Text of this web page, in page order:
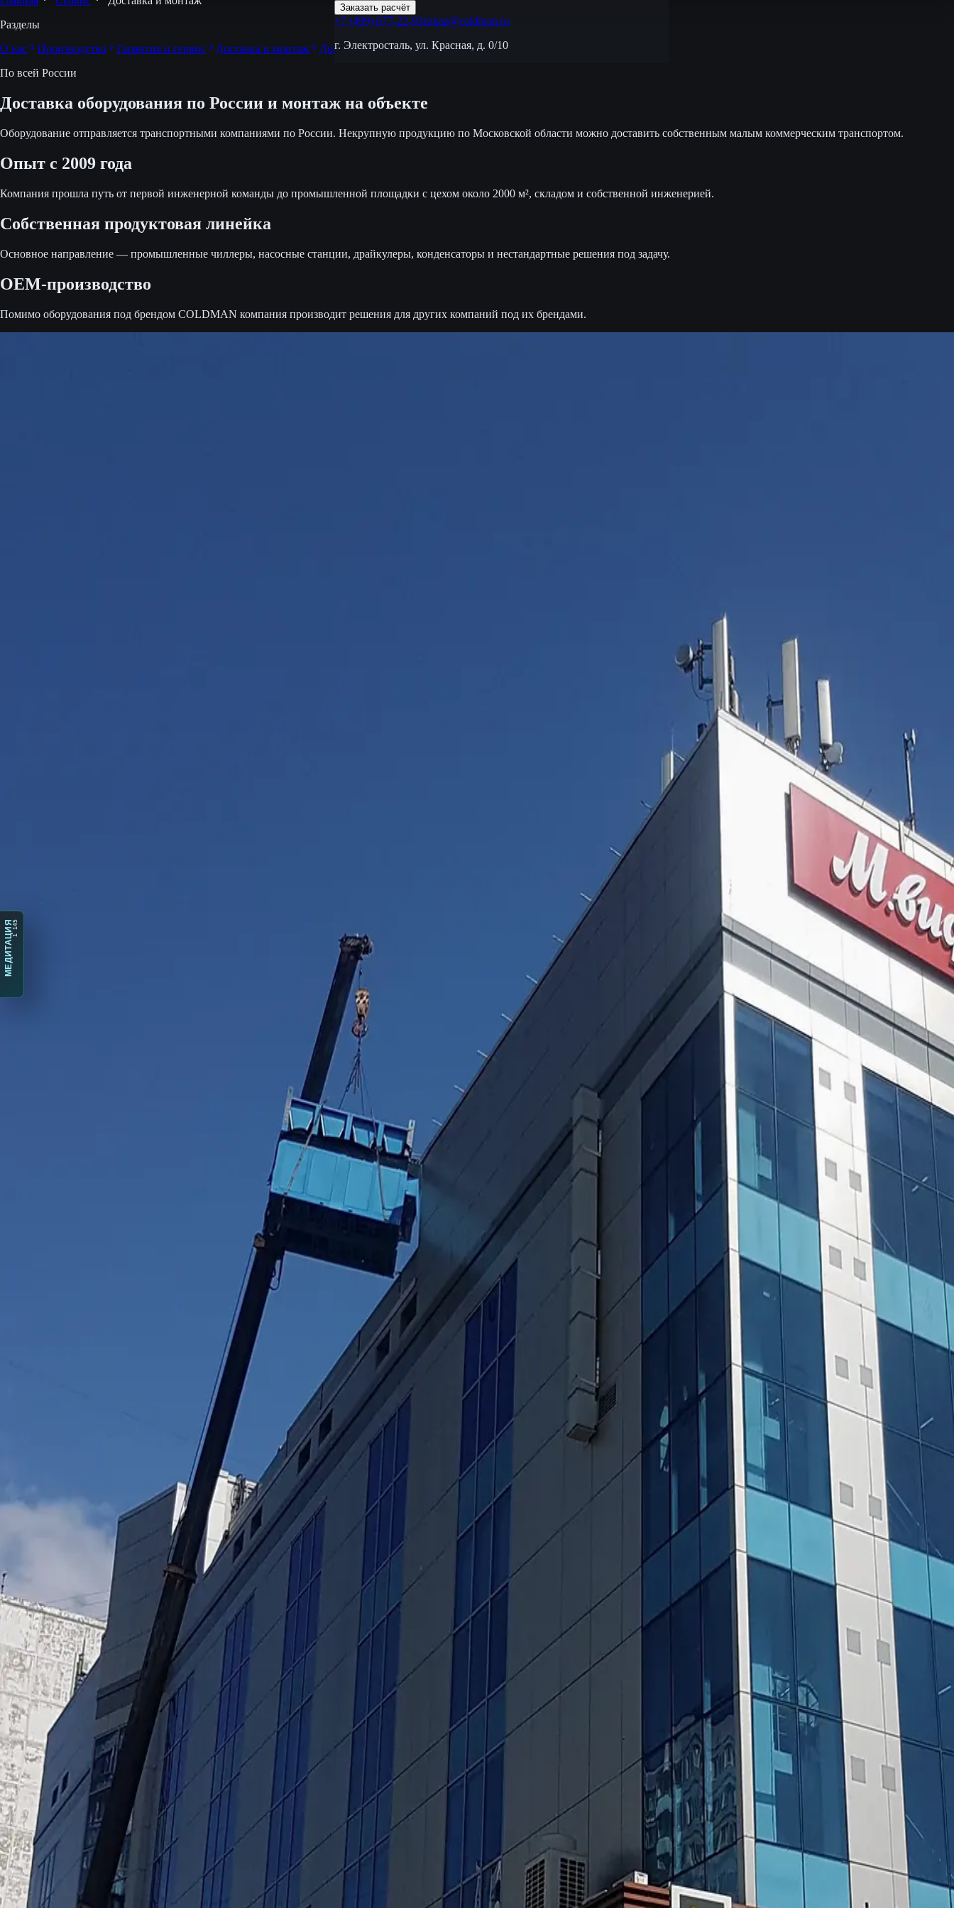
Заказать расчёт
+7 (499) 677-22-93zakaz@coldman.ru
г. Электросталь, ул. Красная, д. 0/10
Разделы
О нас
Производство Гарантия и сервис Доставка и монтаж Документы Дилерам
Контакты
По всей России
Доставка оборудования по России и монтаж на объекте
Оборудование отправляется транспортными компаниями по России. Некрупную продукцию по Московской области можно доставить собственным малым коммерческим транспортом.
Опыт с 2009 года
Компания прошла путь от первой инженерной команды до промышленной площадки с цехом около 2000 м², складом и собственной инженерией.
Собственная продуктовая линейка
Основное направление — промышленные чиллеры, насосные станции, драйкулеры, конденсаторы и нестандартные решения под задачу.
OEM-производство
Помимо оборудования под брендом COLDMAN компания производит решения для других компаний под их брендами.
МЕДИТАЦИЯ1 145